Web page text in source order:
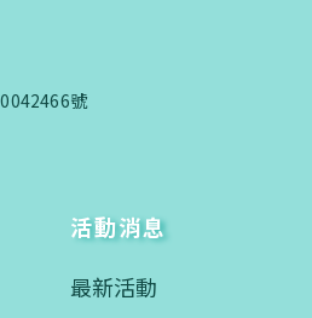
號
活動消息
最新活動
神經健康培訓暨發展協會